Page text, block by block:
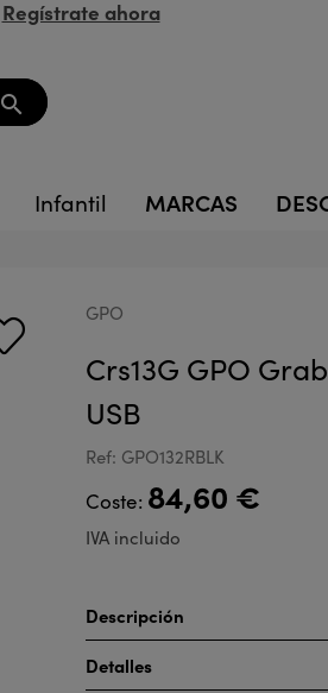
Regístrate ahora
search
Infantil MARCAS
GPO
Crs13G GPO
USB
Ref: GPO132RBLK
Coste: 84,60 €
IVA incluido
Descripción
Detalles